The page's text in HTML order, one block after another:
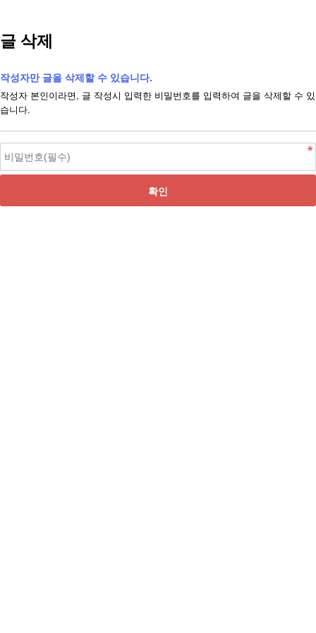
글 삭제
작성자만 글을 삭제할 수 있습니다.
작성자 본인이라면, 글 작성시 입력한 비밀번호를 입력하여 글을 삭제할 수 있
습니다.